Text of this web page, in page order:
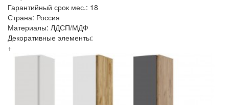
Гарантийный срок мес.: 18
Страна: Россия
Материалы: ЛДСП/МДФ
Декоративные элементы:
+